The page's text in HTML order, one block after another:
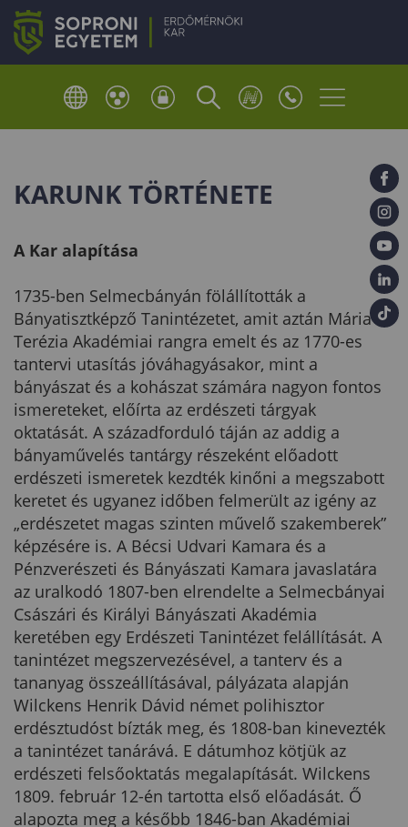
KARUNK TÖRTÉNETE
A Kar alapítása
1735-ben Selmecbányán fölállították a
Bányatisztképző Tanintézetet, amit aztán Mária-
Terézia Akadémiai rangra emelt és az 1770-es
tantervi utasítás jóváhagyásakor, mint a
bányászat és a kohászat számára nagyon fontos
ismereteket, előírta az erdészeti tárgyak
oktatását. A századforduló táján az addig a
bányaművelés tantárgy részeként előadott
erdészeti ismeretek kezdték kinőni a megszabott
keretet és ugyanez időben felmerült az igény az
„erdészetet magas szinten művelő szakemberek”
képzésére is. A Bécsi Udvari Kamara és a
Pénzverészeti és Bányászati Kamara javaslatára
az uralkodó 1807-ben elrendelte a Selmecbányai
Császári és Királyi Bányászati Akadémia
keretében egy Erdészeti Tanintézet felállítását. A
tanintézet megszervezésével, a tanterv és a
tananyag összeállításával, pályázata alapján
Wilckens Henrik Dávid német polihisztor
erdésztudóst bízták meg, és 1808-ban kinevezték
a tanintézet tanárává. E dátumhoz kötjük az
erdészeti felsőoktatás megalapítását. Wilckens
1809. február 12-én tartotta első előadását. Ő
alapozta meg a később 1846-ban Akadémiai